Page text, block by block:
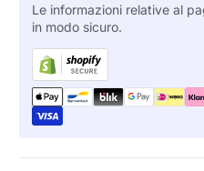
Le informazioni relative al
in modo sicuro.